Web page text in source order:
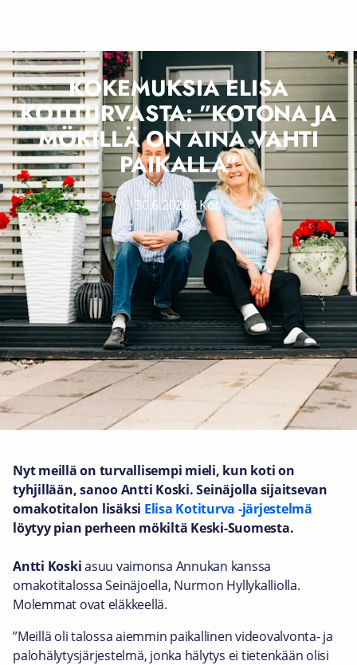
KOKEMUKSIA ELISA
KOTITURVASTA: ”KOTONA JA
MÖKILLÄ ON AINA VAHTI
PAIKALLA”
30.6.2026-Koti
Nyt meillä on turvallisempi mieli, kun koti on
tyhjillään, sanoo Antti Koski. Seinäjolla sijaitsevan
omakotitalon lisäksi Elisa Kotiturva -järjestelmä
löytyy pian perheen mökiltä Keski-Suomesta.
Antti Koskiasuu vaimonsa Annukan kanssa
omakotitalossa Seinäjoella, Nurmon Hyllykalliolla.
Molemmat ovat eläkkeellä.
”Meillä oli talossa aiemmin paikallinen videovalvonta- ja
palohälytysjärjestelmä, jonka hälytys ei tietenkään olisi